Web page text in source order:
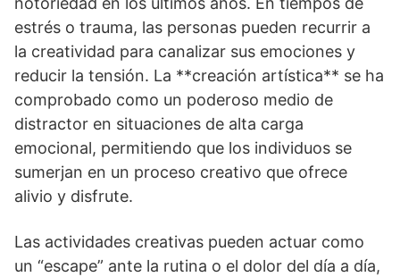
estrés o trauma, las personas pueden recurrir a
la creatividad para canalizar sus emociones y
reducir la tensión. La **creación artí­stica** se ha
comprobado como un poderoso medio de
distractor en situaciones de alta carga
emocional, permitiendo que los individuos se
sumerjan en un proceso creativo que ofrece
alivio y disfrute.
Las actividades creativas pueden actuar como
un “escape” ante la rutina o el dolor del dí­a a dí­a,